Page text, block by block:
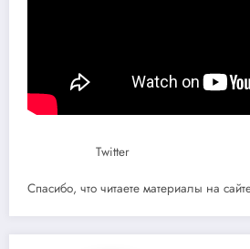
Twitter
Спасибо, что читаете материалы на